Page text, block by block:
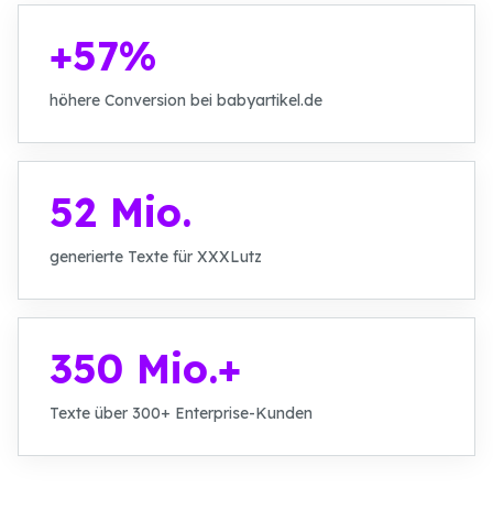
+57%
höhere Conversion bei babyartikel.de
52 Mio.
generierte Texte für XXXLutz
350 Mio.+
Texte über 300+ Enterprise-Kunden